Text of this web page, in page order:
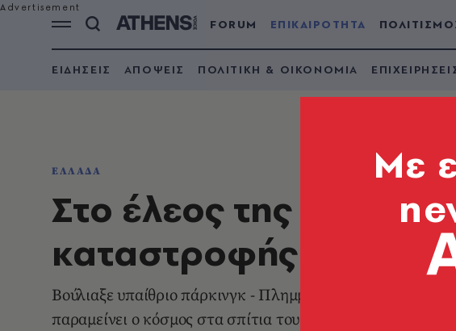
FORUM ΕΠΙΚΑΙΡΟΤΗΤΑ
ΕΙΔΗΣΕΙΣ ΑΠΟΨΕΙΣ ΠΟΛΙΤΙΚΗ & ΟΙΚΟΝΟΜΙΑ
ΕΛΛΑΔΑ
Στο έλεος της βροχής:
καταστροφής στο
Βούλιαξε υπαίθριο πάρκινγκ - Πλημμύρισαν δρόμοι και
παραμείνει ο κόσμος στα σπίτια του
Mε